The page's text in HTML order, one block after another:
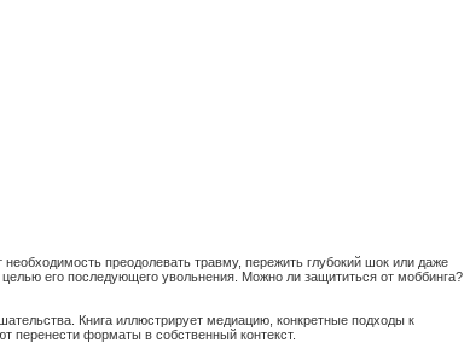
преодолевать травму, пережить глубокий шок или даже
его последующего увольнения. Можно ли защититься от моббинга?
Книга иллюстрирует медиацию, конкретные подходы к
перенести форматы в собственный контекст.